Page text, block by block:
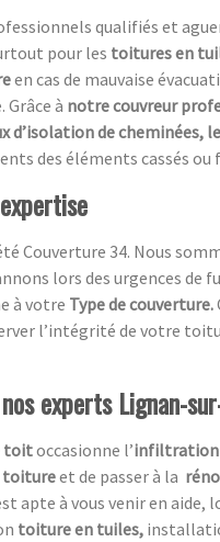
qualifiés et
pour les toitures en
en cas de mauvaise
à notre couvreur
d’isolation de cheminées,
des éléments cassés ou
Couverture 34. Nous
lors des urgences de
à votre Type de couverture.
l’intégrité de votre
experts Lignan-
toitoccasionne l’infiltration
toitureet de passer à la
à vous venir en aide,
toiture en tuiles,